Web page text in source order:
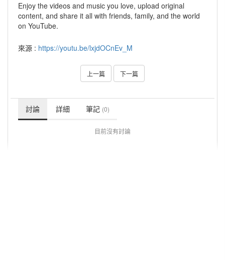
Enjoy the videos and music you love, upload original
content, and share it all with friends, family, and the world
on YouTube.
來源 : https://youtu.be/lxjdOCnEv_M
上一篇 下一篇
討論 詳細 筆記 (0)
目前沒有討論